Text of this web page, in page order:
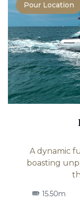
Pour Location
A dynamic
boasting
15.50m